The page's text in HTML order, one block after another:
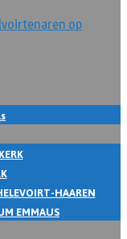
HAAREN
EMMAUS